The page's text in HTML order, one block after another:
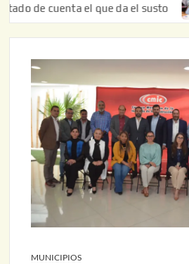
cuenta el que da el susto
MUNICIPIOS